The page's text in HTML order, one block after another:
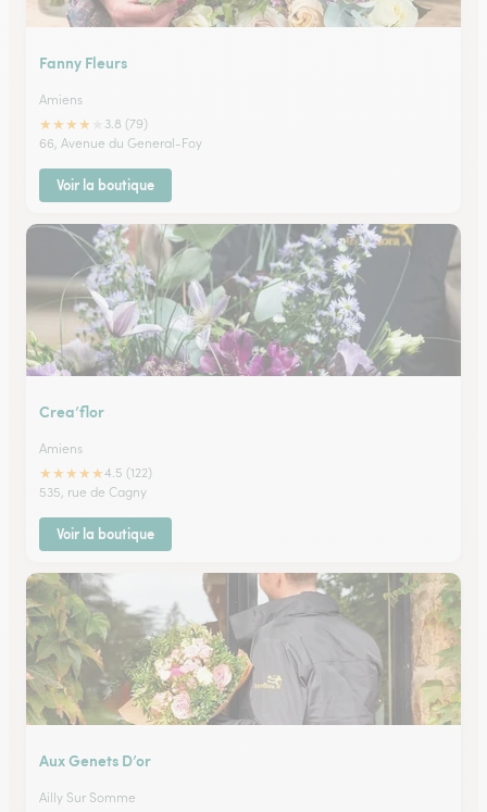
Fanny Fleurs
Amiens
★★★★
3.8 (79)
66, Avenue du General-Foy
Voir la boutique
Crea’flor
Amiens
★★★★★4.5 (122)
535, rue de Cagny
Voir la boutique
Aux Genets D’or
Ailly Sur Somme